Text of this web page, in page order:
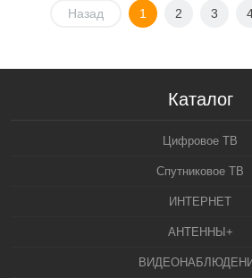
Назад 1 2 3
Каталог
Цифровое ТВ
Спутниковое ТВ
ИНТЕРНЕТ
АНТЕННЫ+